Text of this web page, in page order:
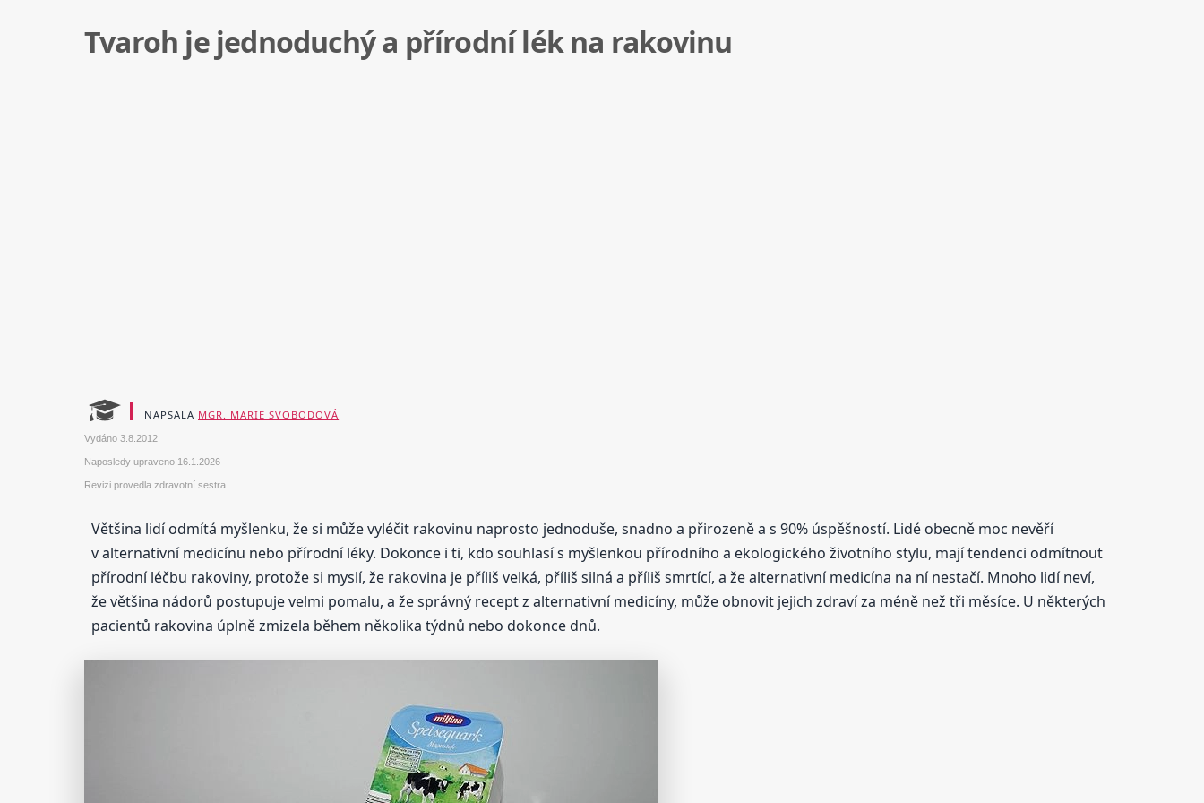
Tvaroh je jednoduchý a přírodní lék na rakovinu
NAPSALA MGR. MARIE SVOBODOVÁ
Vydáno3.8.2012
Naposledy upraveno 16.1.2026
Revizi provedla zdravotní sestra
Většina lidí odmítá myšlenku, že si může vyléčit rakovinu naprosto jednoduše, snadno a přirozeně a s 90% úspěšností. Lidé obecně moc nevěří
v alternativní medicínu nebo přírodní léky. Dokonce i ti, kdo souhlasí s myšlenkou přírodního a ekologického životního stylu, mají tendenci odmítnout
přírodní léčbu rakoviny, protože si myslí, že rakovina je příliš velká, příliš silná a příliš smrtící, a že alternativní medicína na ní nestačí. Mnoho lidí neví,
že většina nádorů postupuje velmi pomalu, a že správný recept z alternativní medicíny, může obnovit jejich zdraví za méně než tři měsíce. U některých
pacientů rakovina úplně zmizela během několika týdnů nebo dokonce dnů.